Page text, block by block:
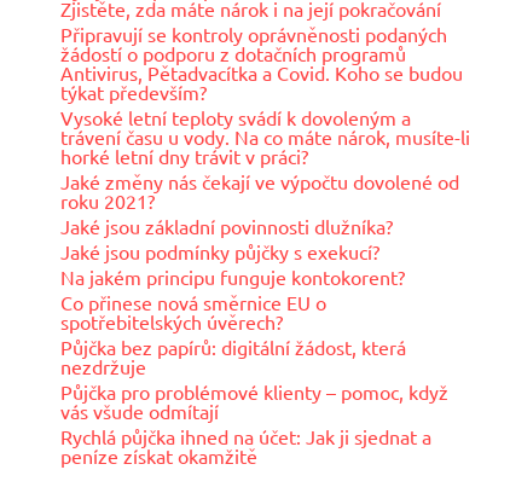
Zjistěte, zda máte nárok i na její pokračování
Připravují se kontroly oprávněnosti podaných
žádostí o podporu z dotačních programů
Antivirus, Pětadvacítka a Covid. Koho se budou
týkat především?
Vysoké letní teploty svádí k dovoleným a
trávení času u vody. Na co máte nárok, musíte-li
horké letní dny trávit v práci?
Jaké změny nás čekají ve výpočtu dovolené od
roku 2021?
Jaké jsou základní povinnosti dlužníka?
Jaké jsou podmínky půjčky s exekucí?
Na jakém principu funguje kontokorent?
Co přinese nová směrnice EU o
spotřebitelských úvěrech?
Půjčka bez papírů: digitální žádost, která
nezdržuje
Půjčka pro problémové klienty – pomoc, když
vás všude odmítají
Rychlá půjčka ihned na účet: Jak ji sjednat a
peníze získat okamžitě